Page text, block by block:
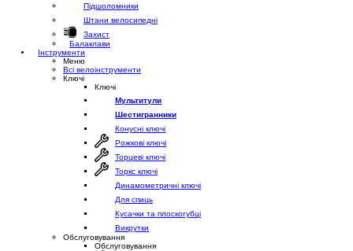
Підшоломники
Штани велосипедні
Захист
Балаклави
Інструменти
Меню
Всі велоінструменти
Ключі
Ключі
Мультитули
Шестигранники
Конусні ключі
Рожкові ключі
Торцеві ключі
Торкс ключі
Динамометричні ключі
Для спиць
Кусачки та плоскогубці
Викрутки
Обслуговування
Обслуговування